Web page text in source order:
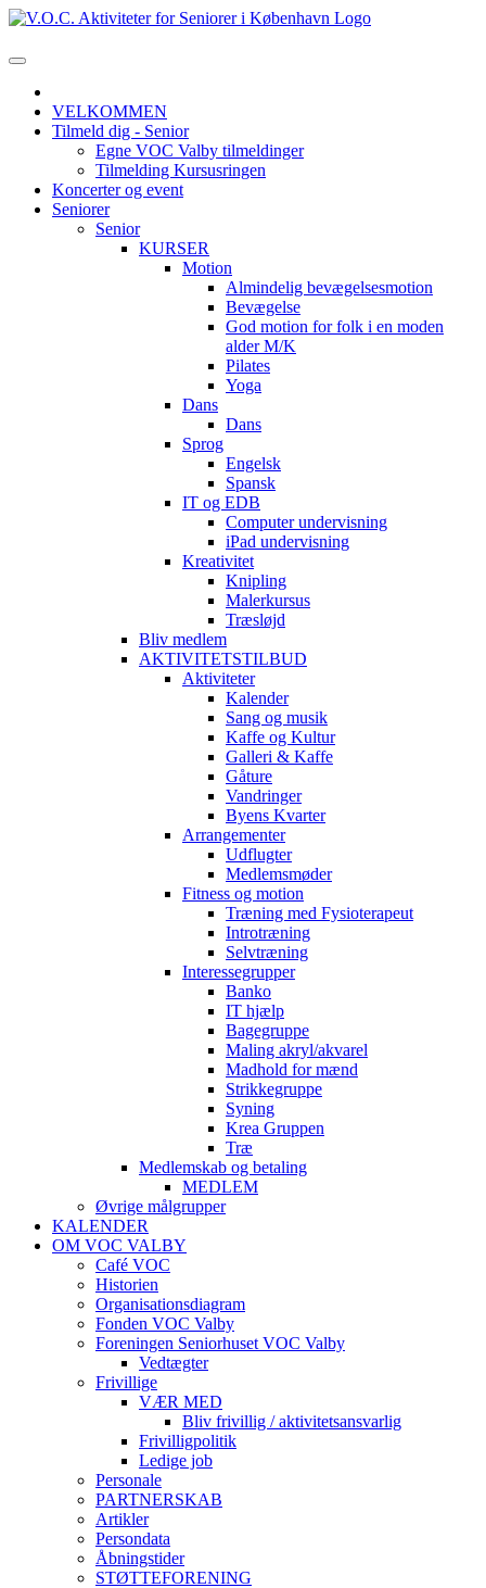
VELKOMMEN
Tilmeld dig - Senior
Egne VOC Valby tilmeldinger
Tilmelding Kursusringen
Koncerter og event
Seniorer
Senior
KURSER
Motion
Almindelig bevægelsesmotion
Bevægelse
God motion for folk i en moden
alder M/K
Pilates
Yoga
Dans
Dans
Sprog
Engelsk
Spansk
IT og EDB
Computer undervisning
iPad undervisning
Kreativitet
Knipling
Malerkursus
Træsløjd
Bliv medlem
AKTIVITETSTILBUD
Aktiviteter
Kalender
Sang og musik
Kaffe og Kultur
Galleri & Kaffe
Gåture
Vandringer
Byens Kvarter
Arrangementer
Udflugter
Medlemsmøder
Fitness og motion
Træning med Fysioterapeut
Introtræning
Selvtræning
Interessegrupper
Banko
IT hjælp
Bagegruppe
Maling akryl/akvarel
Madhold for mænd
Strikkegruppe
Syning
Krea Gruppen
Træ
Medlemskab og betaling
MEDLEM
Øvrige målgrupper
KALENDER
OM VOC VALBY
Café VOC
Historien
Organisationsdiagram
Fonden VOC Valby
Foreningen Seniorhuset VOC Valby
Vedtægter
Frivillige
VÆR MED
Bliv frivillig / aktivitetsansvarlig
Frivilligpolitik
Ledige job
Personale
PARTNERSKAB
Artikler
Persondata
Åbningstider
STØTTEFORENING